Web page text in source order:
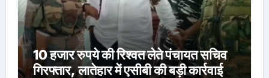
10 हजार रुपये की रिश्वत लेते पंचायत सचिव
गिरफ्तार, लातेहार में एसीबी की बड़ी कार्रवाई